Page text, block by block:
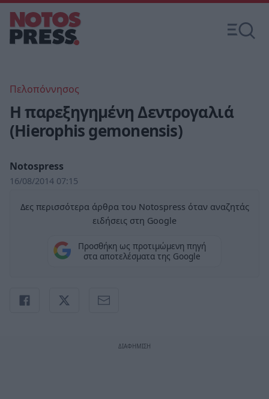
Πελοπόννησος
Η παρεξηγημένη Δεντρογαλιά
(Hierophis gemonensis)
Notospress
16/08/2014 07:15
Δες περισσότερα άρθρα του Notospress όταν αναζητάς
ειδήσεις στη Google
Προσθήκη ως προτιμώμενη πηγή
στα αποτελέσματα της Google